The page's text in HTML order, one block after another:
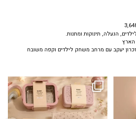
הנעלה, תינוקות ומתנות.
יעקב עם מרחב משחק לילדים וקפה משובח
✨ חוזרים למסגרת בסטייל! ✨
הקולקציה החדשה...
9 4
לילה